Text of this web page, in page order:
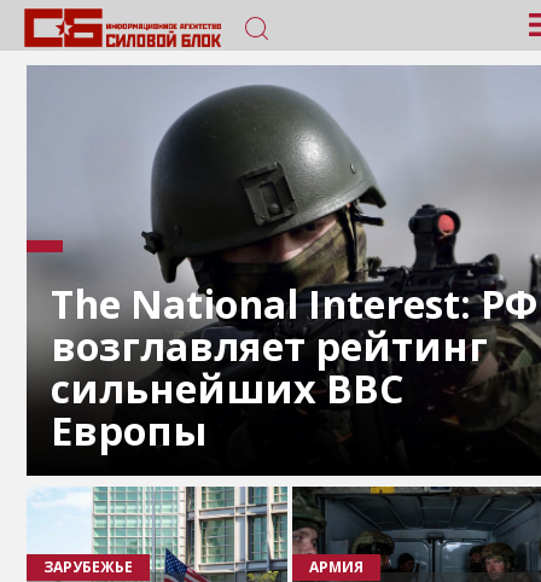
The National Interest: РФ
возглавляет рейтинг
сильнейших ВВС
Европы
ЗАРУБЕЖЬЕ АРМИЯ